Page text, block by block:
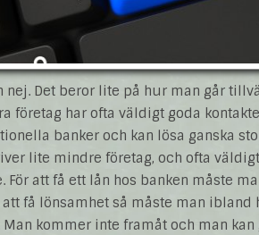
nej. Det beror lite på hur man går
företag har ofta väldigt goda
banker och kan lösa ganska
lite mindre företag, och ofta
För att få ett lån hos banken måste
få lönsamhet så måste man
kommer inte framåt och man